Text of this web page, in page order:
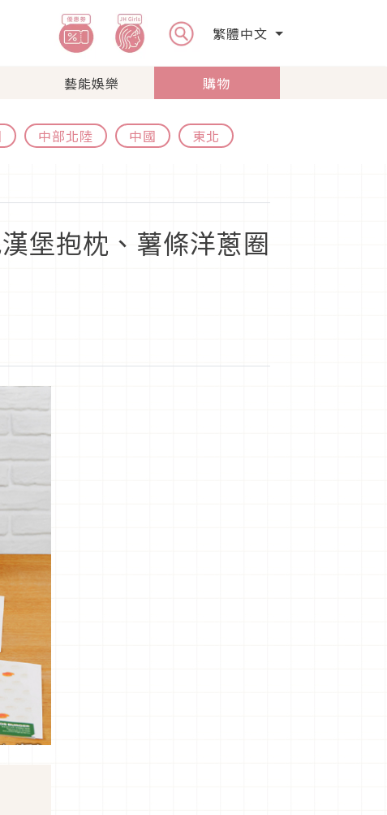
繁體中文
藝能娛樂 購物
中部北陸 中國 東北
堡抱枕、薯條洋蔥圈